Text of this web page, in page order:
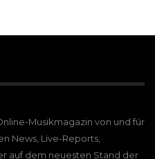
Musikmagazin von und für
News, Live-Reports,
auf dem neuesten Stand der